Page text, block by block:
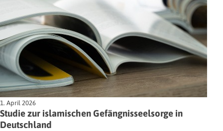
1. April 2026
Studie zur islamischen Gefängnisseelsorge in
Deutschland